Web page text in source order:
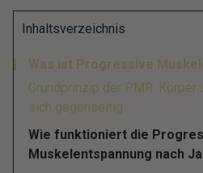
Inhaltsverzeichnis
Was ist Progressive
Grundprinzip der PMR:
sich gegenseitig
Wie funktioniert die
Muskelentspannung nach
Chronische Stresszustände
auch ernste gesundheitliche
Folge haben: Burn-Out,
Schlafstörungen und ein